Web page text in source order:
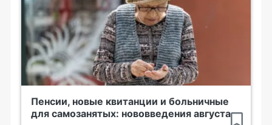
Пенсии, новые квитанции и больничные
для самозанятых: нововведения августа